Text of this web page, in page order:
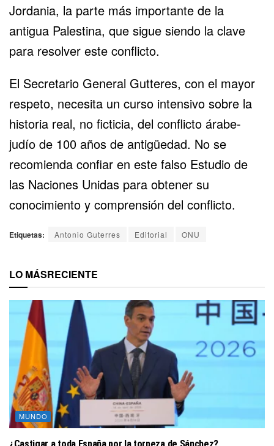
Jordania, la parte más importante de la
antigua Palestina, que sigue siendo la clave
para resolver este conflicto.
El Secretario General Gutteres, con el mayor
respeto, necesita un curso intensivo sobre la
historia real, no ficticia, del conflicto árabe-
judío de 100 años de antigüedad. No se
recomienda confiar en este falso Estudio de
las Naciones Unidas para obtener su
conocimiento y comprensión del conflicto.
Etiquetas: Antonio Guterres Editorial ONU
LO MÁSRECIENTE
MUNDO